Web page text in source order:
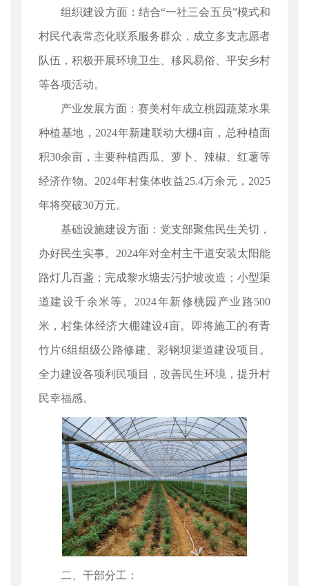
组织建设方面：结合“一社三会五员”模式和
村民代表常态化联系服务群众，成立多支志愿者
队伍，积极开展环境卫生、移风易俗、平安乡村
等各项活动。
产业发展方面：赛美村年成立桃园蔬菜水果
种植基地，2024年新建联动大棚4亩，总种植面
积30余亩，主要种植西瓜、萝卜、辣椒、红薯等
经济作物。2024年村集体收益25.4万余元，2025
年将突破30万元。
基础设施建设方面：党支部聚焦民生关切，
办好民生实事。2024年对全村主干道安装太阳能
路灯几百盏；完成黎水塘去污护坡改造；小型渠
道建设千余米等。2024年新修桃园产业路500
米，村集体经济大棚建设4亩。即将施工的有青
竹片6组组级公路修建、彩钢坝渠道建设项目。
全力建设各项利民项目，改善民生环境，提升村
民幸福感。
二、干部分工：